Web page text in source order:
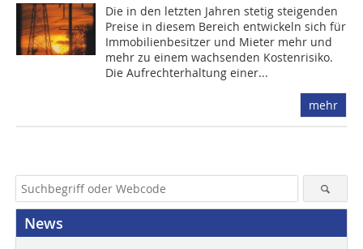
Die in den letzten Jahren stetig steigenden
Preise in diesem Bereich entwickeln sich für
Immobilienbesitzer und Mieter mehr und
mehr zu einem wachsenden Kostenrisiko.
Die Aufrechterhaltung einer...
mehr
News